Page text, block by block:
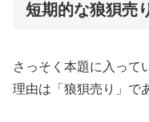
短期的な狼狽売
さっそく本題に入って
理由は「狼狽売り」で